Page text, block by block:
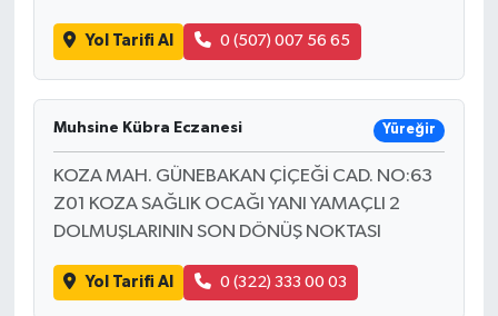
Yol Tarifi Al 0 (507) 007 56 65
Muhsine Kübra Eczanesi Yüreğir
KOZA MAH. GÜNEBAKAN ÇİÇEĞİ CAD. NO:63
Z01 KOZA SAĞLIK OCAĞI YANI YAMAÇLI 2
DOLMUŞLARININ SON DÖNÜŞ NOKTASI
Yol Tarifi Al 0 (322) 333 00 03